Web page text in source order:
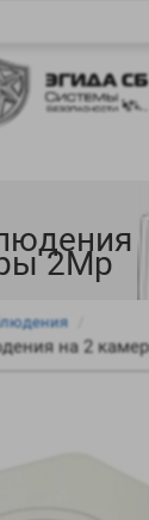
2Mp
на 2